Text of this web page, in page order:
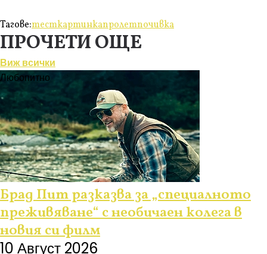
Тагове:тесткартинкапролетпочивка
ПРОЧЕТИ ОЩЕ
Виж всички
Любопитно
Брад Пит разказва за „специалното
преживяване“ с необичаен колега в
новия си филм
10 Август 2026